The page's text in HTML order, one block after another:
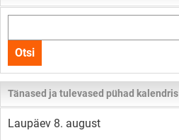
kogu
lehelt
Otsi
Tänased ja tulevased pühad kalendris
Laupäev 8. august